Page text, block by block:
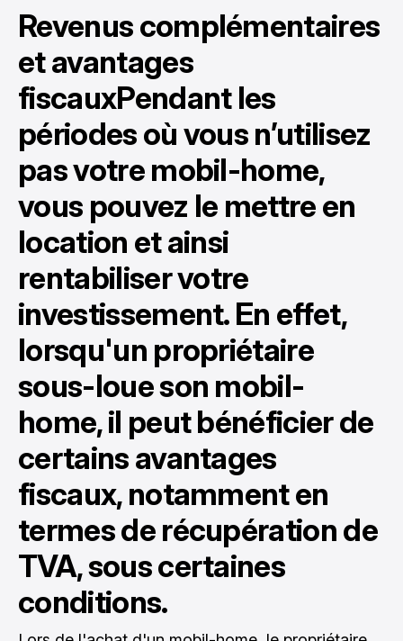
Revenus complémentaires
et avantages
fiscauxPendant les
périodes où vous n’utilisez
pas votre mobil-home,
vous pouvez le mettre en
location et ainsi
rentabiliser votre
investissement. En effet,
lorsqu'un propriétaire
sous-loue son mobil-
home, il peut bénéficier de
certains avantages
fiscaux, notamment en
termes de récupération de
TVA, sous certaines
conditions.